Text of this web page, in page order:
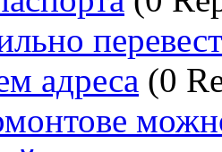
адреса (0